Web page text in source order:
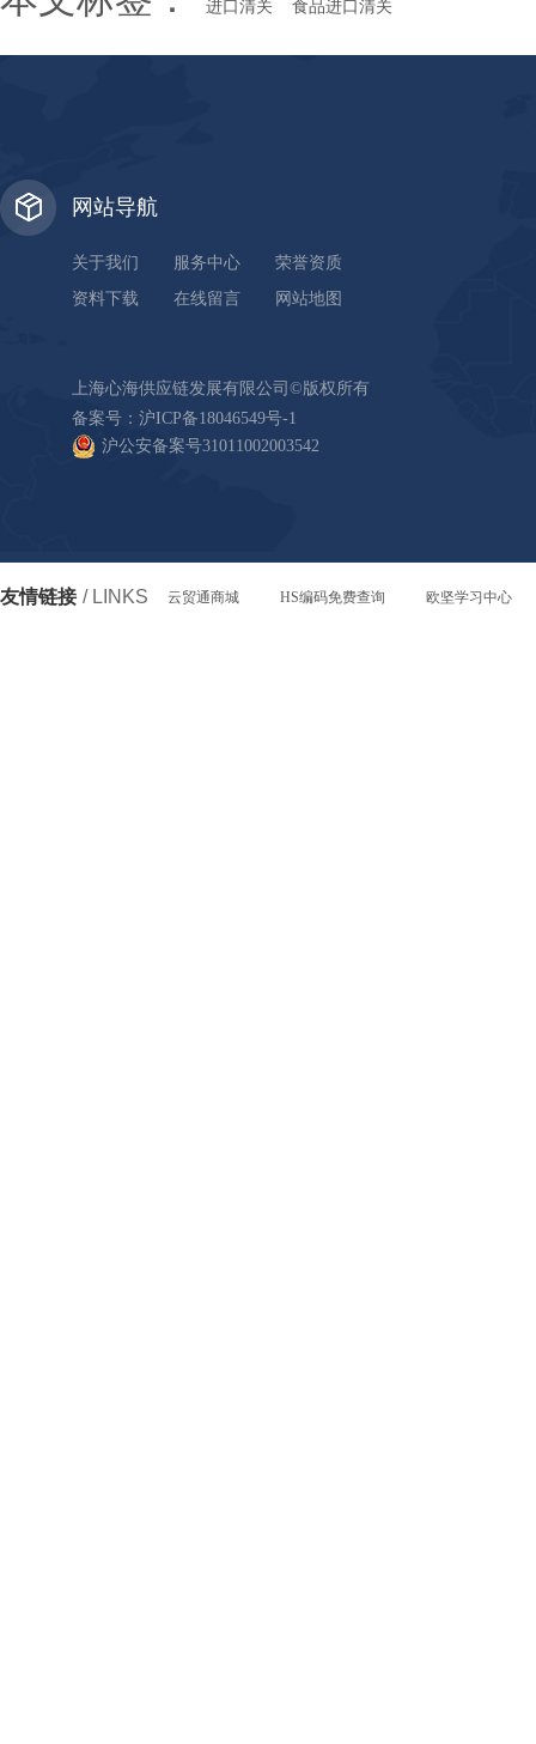
进口清关 食品进口清关
网站导航
关于我们 服务中心
荣誉资质
资料下载
在线留言 网站地图
上海心海供应链发展有限公司©版权所有
备案号： 沪ICP备18046549号-1
沪公安备案号31011002003542
友情链接 / LINKS 云贸通商城 HS编码免费查询 欧坚学习中心